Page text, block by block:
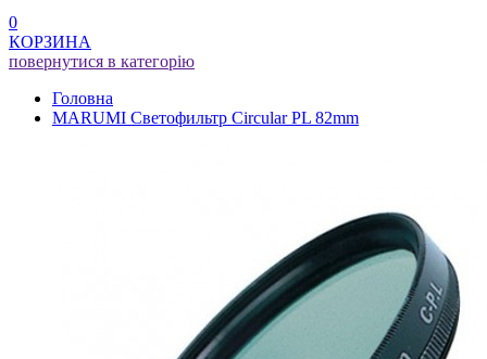
0
КОРЗИНА
повернутися в категорію
Головна
MARUMI Светофильтр Circular PL 82mm